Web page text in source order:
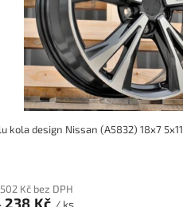
Kč bez DPH
238 Kč / ks